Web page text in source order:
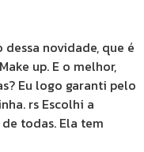
dessa novidade, que é
up. E o melhor,
Eu logo garanti pelo
rs Escolhi a
todas. Ela tem